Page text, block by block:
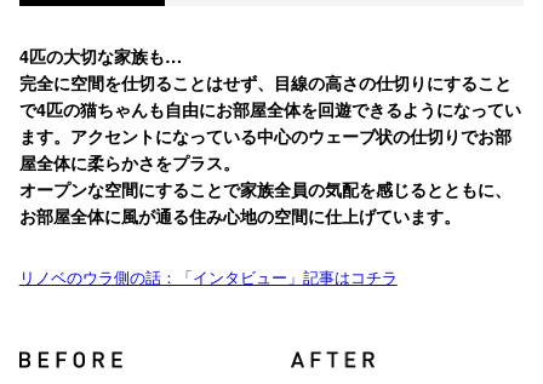
4匹の大切な家族も…
完全に空間を仕切ることはせず、目線の高さの仕切りにすること
で4匹の猫ちゃんも自由にお部屋全体を回遊できるようになってい
ます。アクセントになっている中心のウェーブ状の仕切りでお部
屋全体に柔らかさをプラス。
オープンな空間にすることで家族全員の気配を感じるとともに、
お部屋全体に風が通る住み心地の空間に仕上げています。
リノベのウラ側の話：「インタビュー」記事はコチラ